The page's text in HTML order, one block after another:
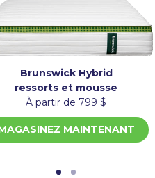
Brunswick Hybrid
ressorts et mousse
À partir de 799 $
MAINTENANT